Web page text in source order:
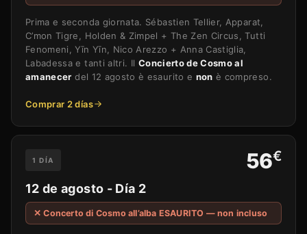
Prima e seconda giornata. Sébastien Tellier, Apparat,
C’mon Tigre, Holden & Zimpel + The Zen Circus, Tutti
Fenomeni, Yīn Yīn, Nico Arezzo + Anna Castiglia,
Labadessa e tanti altri. Il Concierto de Cosmo al
amanecer del 12 agosto è esaurito e non è compreso.
Comprar 2 días
1 DÍA 56€
12 de agosto - Día 2
✕ Concerto di Cosmo all’alba ESAURITO — non incluso